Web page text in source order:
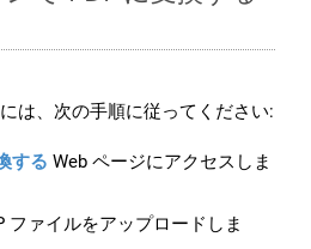
には、次の手順に従ってください:
する Web ページにアクセスしま
ファイルをアップロードしま